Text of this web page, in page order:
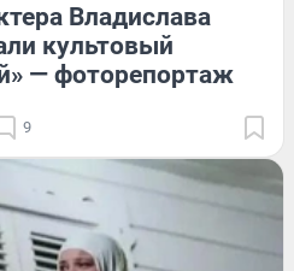
Владислава
культовый
— фоторепортаж
9